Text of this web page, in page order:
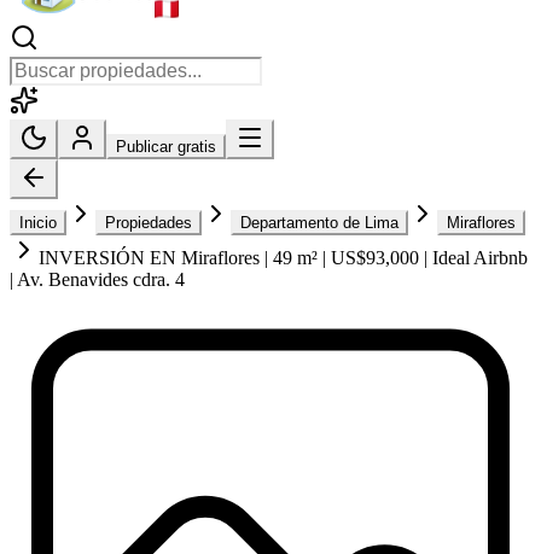
Publicar gratis
Inicio Propiedades Departamento de Lima Miraflores
INVERSIÓN EN Miraflores | 49 m² | US$93,000 | Ideal Airbnb
| Av. Benavides cdra. 4